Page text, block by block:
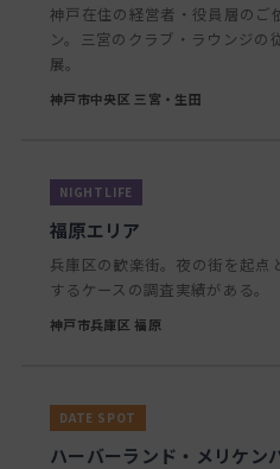
神戸在住の経営者・役員層のご
ン。三宮のクラブ・ラウンジの
展。
神戸市中央区 三宮・生田
福原エリア
兵庫区の歓楽街。夜の街を起点
するケースの調査実績がある。
神戸市兵庫区 福原
ハーバーランド・メリケン